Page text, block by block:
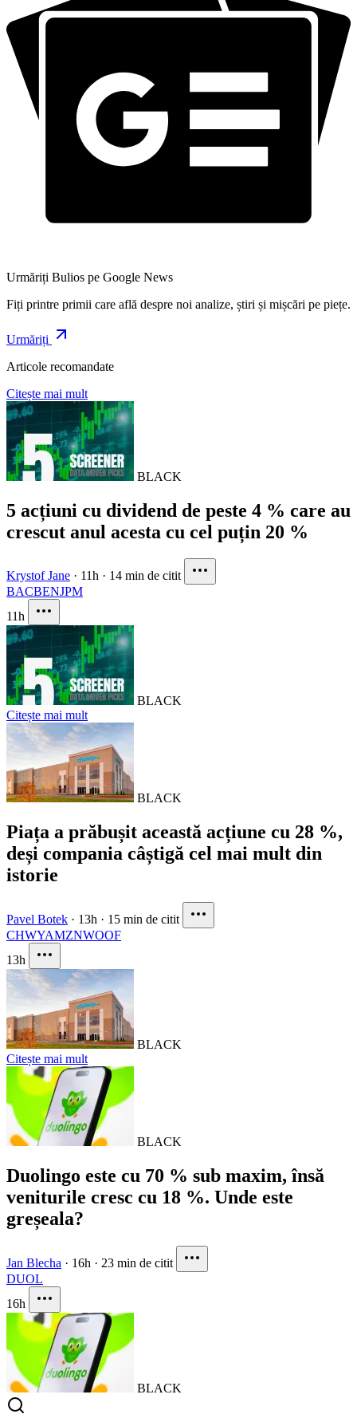
Urmăriți Bulios pe Google News
Fiți printre primii care află despre noi analize, știri și mișcări pe piețe.
Urmăriți
Articole recomandate
Citește mai mult
BLACK
5 acțiuni cu dividend de peste 4 % care au
crescut anul acesta cu cel puțin 20 %
Krystof Jane · 11h · 14 min de citit
BACBENJPM
11h
BLACK
Citește mai mult
BLACK
Piața a prăbușit această acțiune cu 28 %,
deși compania câștigă cel mai mult din
istorie
Pavel Botek · 13h · 15 min de citit
CHWYAMZNWOOF
13h
BLACK
Citește mai mult
BLACK
Duolingo este cu 70 % sub maxim, însă
veniturile cresc cu 18 %. Unde este
greșeala?
Jan Blecha · 16h · 23 min de citit
DUOL
16h
BLACK